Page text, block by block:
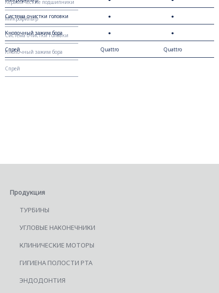
Система очистки головки
Кнопочный зажим бора
Спрей
стекла
Керамические подшипники
Микрофильтр
Система очистки головки
Кнопочный зажим бора
Спрей
●
●
Quattro
●
●
Quattro
Продукция
ТУРБИНЫ
УГЛОВЫЕ НАКОНЕЧНИКИ
КЛИНИЧЕСКИЕ МОТОРЫ
ГИГИЕНА ПОЛОСТИ РТА
ЭНДОДОНТИЯ